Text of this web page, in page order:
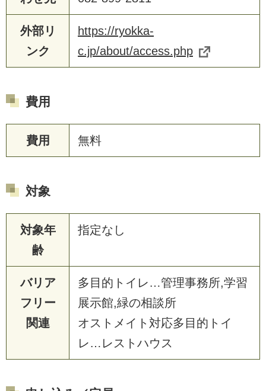
外部リ
ンク
https://ryokka-
c.jp/about/access.php
費用
費用 無料
対象
対象年
齢
指定なし
バリア
フリー
関連
多目的トイレ…管理事務所,学習
展示館,緑の相談所
オストメイト対応多目的トイ
レ…レストハウス